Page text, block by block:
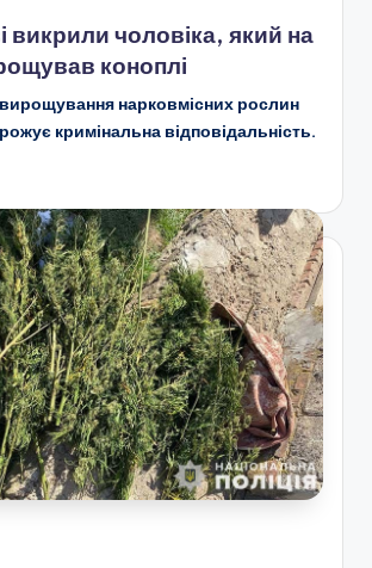
викрили чоловіка, який на
коноплі
нарковмісних рослин
кримінальна відповідальність.